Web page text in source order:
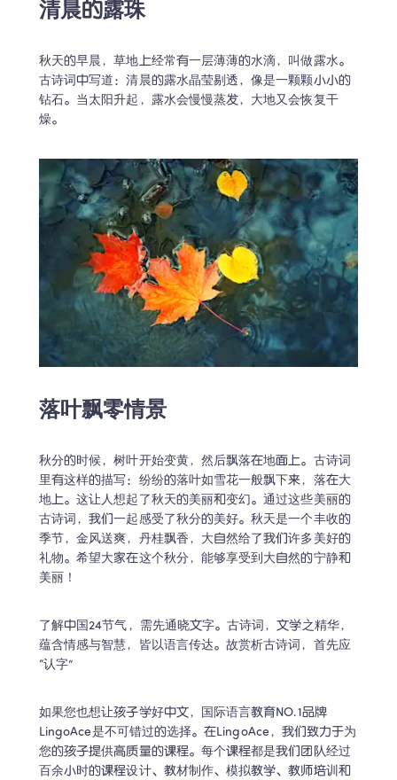
清晨的露珠
秋天的早晨，草地上经常有一层薄薄的水滴，叫做露水。
古诗词中写道：清晨的露水晶莹剔透，像是一颗颗小小的
钻石。当太阳升起，露水会慢慢蒸发，大地又会恢复干
燥。
落叶飘零情景
秋分的时候，树叶开始变黄，然后飘落在地面上。古诗词
里有这样的描写：纷纷的落叶如雪花一般飘下来，落在大
地上。这让人想起了秋天的美丽和变幻。通过这些美丽的
古诗词，我们一起感受了秋分的美好。秋天是一个丰收的
季节，金风送爽，丹桂飘香，大自然给了我们许多美好的
礼物。希望大家在这个秋分，能够享受到大自然的宁静和
美丽！
了解中国24节气，需先通晓文字。古诗词，文学之精华，
蕴含情感与智慧，皆以语言传达。故赏析古诗词，首先应
“认字”
如果您也想让孩子学好中文，国际语言教育NO.1品牌
LingoAce是不可错过的选择。在LingoAce，我们致力于为
您的孩子提供高质量的课程。每个课程都是我们团队经过
百余小时的课程设计、教材制作、模拟教学、教师培训和